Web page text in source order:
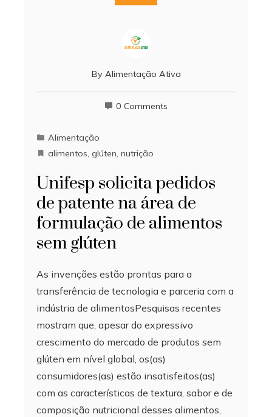
By Alimentação Ativa
0 Comments
Alimentação
alimentos, glúten, nutrição
Unifesp solicita pedidos
de patente na área de
formulação de alimentos
sem glúten
As invenções estão prontas para a
transferência de tecnologia e parceria com a
indústria de alimentosPesquisas recentes
mostram que, apesar do expressivo
crescimento do mercado de produtos sem
glúten em nível global, os(as)
consumidores(as) estão insatisfeitos(as)
com as características de textura, sabor e de
composição nutricional desses alimentos,